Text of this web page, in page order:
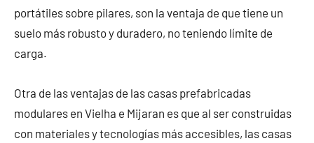
portátiles sobre pilares, son la ventaja de que tiene un
suelo más robusto y duradero, no teniendo límite de
carga.
Otra de las ventajas de las casas prefabricadas
modulares en Vielha e Mijaran es que al ser construidas
con materiales y tecnologías más accesibles, las casas